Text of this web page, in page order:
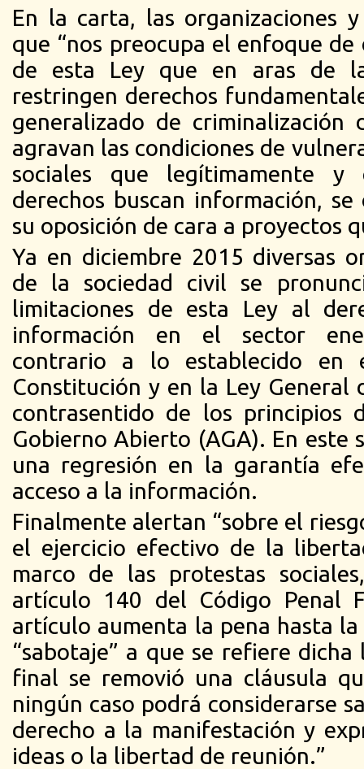
En la carta, las organizaciones
que “nos preocupa el enfoque de
de esta Ley que en aras de
restringen derechos
generalizado de
agravan las condiciones de
sociales que legítimamente
derechos buscan información,
su oposición de cara a proyectos
Ya en diciembre 2015 diversas
de la sociedad civil se
limitaciones de esta Ley al
información en el sector
contrario a lo establecido
Constitución y en la Ley General
contrasentido de los principios
Gobierno Abierto (AGA). En este
una regresión en la garantía
acceso a la información.
Finalmente alertan “sobre el
el ejercicio efectivo de la
marco de las protestas
artículo 140 del Código Penal
artículo aumenta la pena hasta
“sabotaje” a que se refiere
final se removió una cláusula
ningún caso podrá considerarse
derecho a la manifestación y
ideas o la libertad de reunión.”